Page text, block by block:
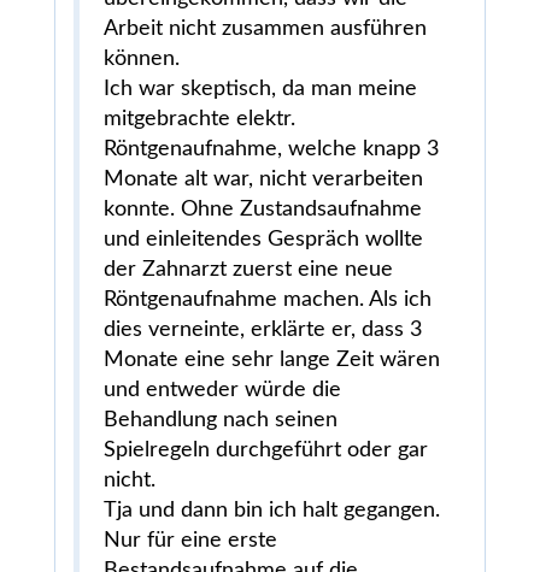
Arbeit nicht zusammen ausführen
können.
Ich war skeptisch, da man meine
mitgebrachte elektr.
Röntgenaufnahme, welche knapp 3
Monate alt war, nicht verarbeiten
konnte. Ohne Zustandsaufnahme
und einleitendes Gespräch wollte
der Zahnarzt zuerst eine neue
Röntgenaufnahme machen. Als ich
dies verneinte, erklärte er, dass 3
Monate eine sehr lange Zeit wären
und entweder würde die
Behandlung nach seinen
Spielregeln durchgeführt oder gar
nicht.
Tja und dann bin ich halt gegangen.
Nur für eine erste